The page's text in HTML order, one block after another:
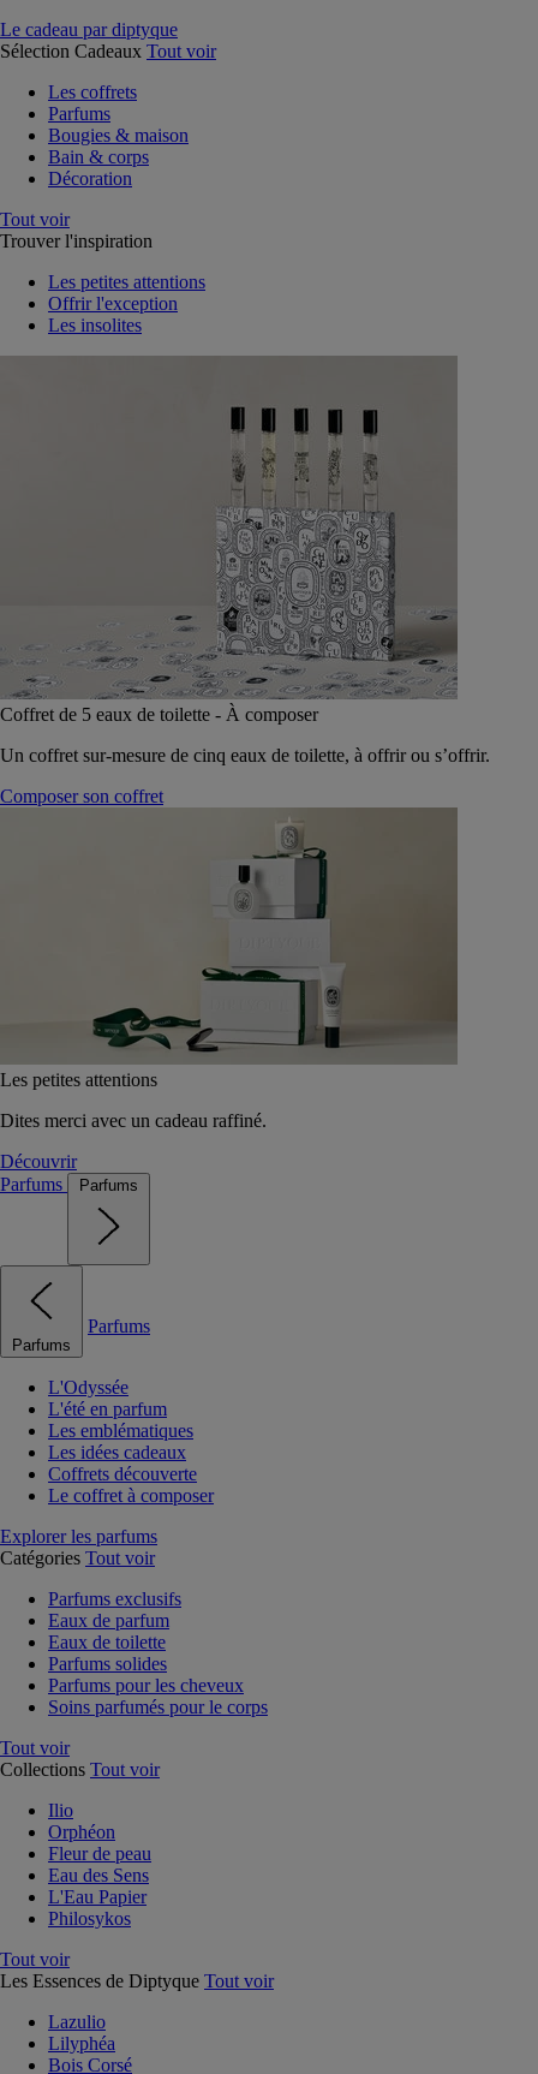
Le cadeau par diptyque
Sélection Cadeaux Tout voir
Les coffrets
Parfums
Bougies & maison
Bain & corps
Décoration
Tout voir
Trouver l'inspiration
Les petites attentions
Offrir l'exception
Les insolites
Coffret de 5 eaux de toilette - À composer
Un coffret sur-mesure de cinq eaux de toilette, à offrir ou s’offrir.
Composer son coffret
Les petites attentions
Dites merci avec un cadeau raffiné.
Découvrir
Parfums
Parfums
Parfums
Parfums
L'Odyssée
L'été en parfum
Les emblématiques
Les idées cadeaux
Coffrets découverte
Le coffret à composer
Explorer les parfums
Catégories Tout voir
Parfums exclusifs
Eaux de parfum
Eaux de toilette
Parfums solides
Parfums pour les cheveux
Soins parfumés pour le corps
Tout voir
Collections Tout voir
Ilio
Orphéon
Fleur de peau
Eau des Sens
L'Eau Papier
Philosykos
Tout voir
Les Essences de Diptyque Tout voir
Lazulio
Lilyphéa
Bois Corsé